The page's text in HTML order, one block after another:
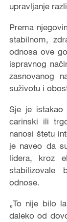
upravljanje
Prema
stabilnom,
odnosa ove
ispravnog
zasnovanog
suživotu i
Sje je
carinski ili
nanosi štetu
je naveo da
lidera, kroz
stabilizovale
odnose.
„To nije bilo
daleko od